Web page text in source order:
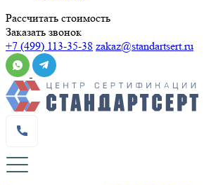
Рассчитать стоимость
Заказать звонок
+7 (499) 113-35-38 zakaz@standartsert.ru